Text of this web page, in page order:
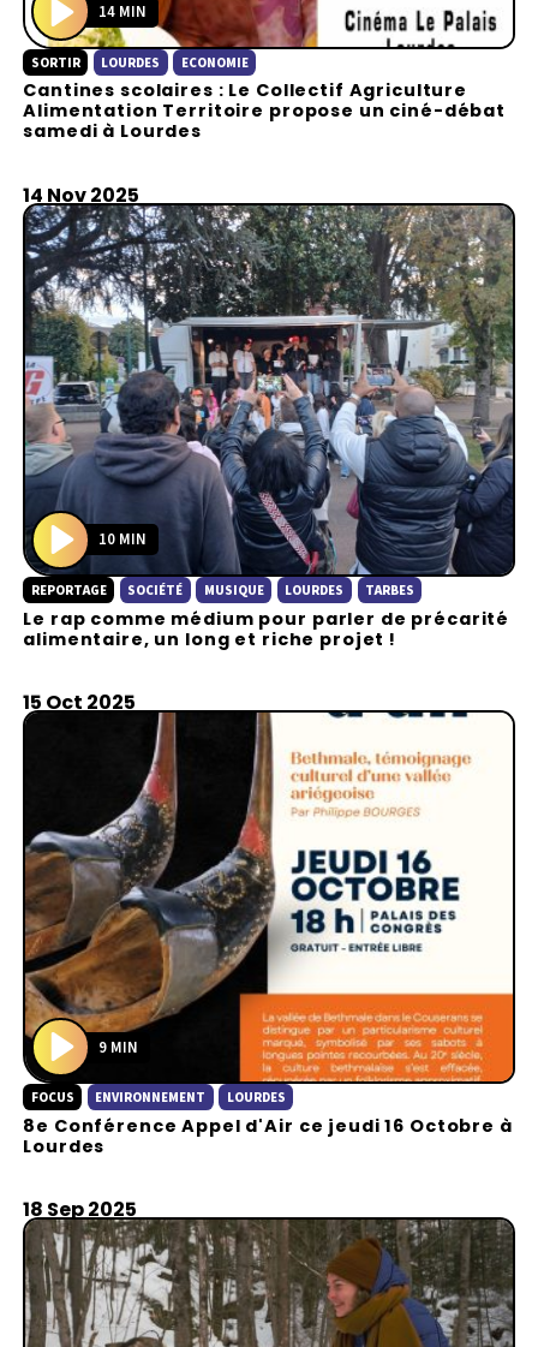
P
l
a
y
14 MIN
SORTIR LOURDES ECONOMIE
Cantines scolaires : Le Collectif Agriculture
Alimentation Territoire propose un ciné-débat
samedi à Lourdes
14 Nov 2025
P
l
a
10 MIN
REPORTAGE SOCIÉTÉ MUSIQUE LOURDES TARBES
Le rap comme médium pour parler de précarité
alimentaire, un long et riche projet !
15 Oct 2025
P
l
a
9 MIN
FOCUS ENVIRONNEMENT LOURDES
8e Conférence Appel d'Air ce jeudi 16 Octobre à
Lourdes
18 Sep 2025